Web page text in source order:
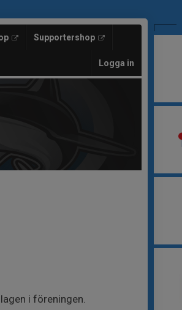
Supportershop
Logga in
i föreningen.